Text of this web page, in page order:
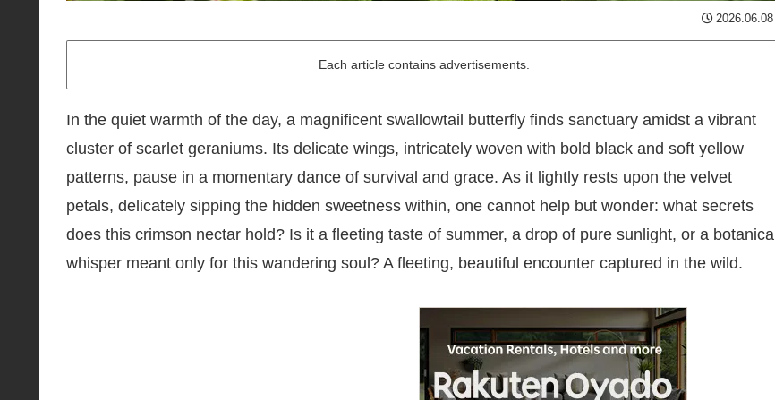
2026.06.08
Each article contains advertisements.
In the quiet warmth of the day, a magnificent swallowtail butterfly finds sanctuary amidst a vibrant
cluster of scarlet geraniums. Its delicate wings, intricately woven with bold black and soft yellow
patterns, pause in a momentary dance of survival and grace. As it lightly rests upon the velvet
petals, delicately sipping the hidden sweetness within, one cannot help but wonder: what secrets
does this crimson nectar hold? Is it a fleeting taste of summer, a drop of pure sunlight, or a botanical
whisper meant only for this wandering soul? A fleeting, beautiful encounter captured in the wild.